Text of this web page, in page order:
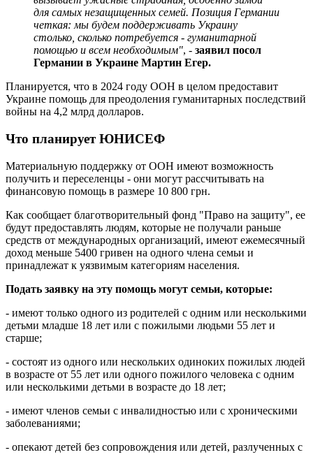
для самых незащищенных семей. Позиция Германии
четкая: мы будем поддерживать Украину
столько, сколько потребуется - гуманитарной
помощью и всем необходимым", - заявил посол
Германии в Украине Мартин Егер.
Планируется, что в 2024 году ООН в целом предоставит
Украине помощь для преодоления гуманитарных последствий
войны на 4,2 млрд долларов.
Что планирует ЮНИСЕФ
Материальную поддержку от ООН имеют возможность
получить и переселенцы - они могут рассчитывать на
финансовую помощь в размере 10 800 грн.
Как сообщает благотворительный фонд "Право на защиту", ее
будут предоставлять людям, которые не получали раньше
средств от международных организаций, имеют ежемесячный
доход меньше 5400 гривен на одного члена семьи и
принадлежат к уязвимым категориям населения.
Подать заявку на эту помощь могут семьи, которые:
- имеют только одного из родителей с одним или несколькими
детьми младше 18 лет или с пожилыми людьми 55 лет и
старше;
- состоят из одного или нескольких одиноких пожилых людей
в возрасте от 55 лет или одного пожилого человека с одним
или несколькими детьми в возрасте до 18 лет;
- имеют членов семьи с инвалидностью или с хроническими
заболеваниями;
- опекают детей без сопровождения или детей, разлученных с